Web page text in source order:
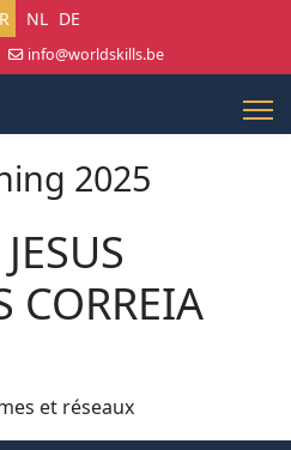
votre langue
NL DE
info@worldskills.be
2025
CORREIA
et réseaux